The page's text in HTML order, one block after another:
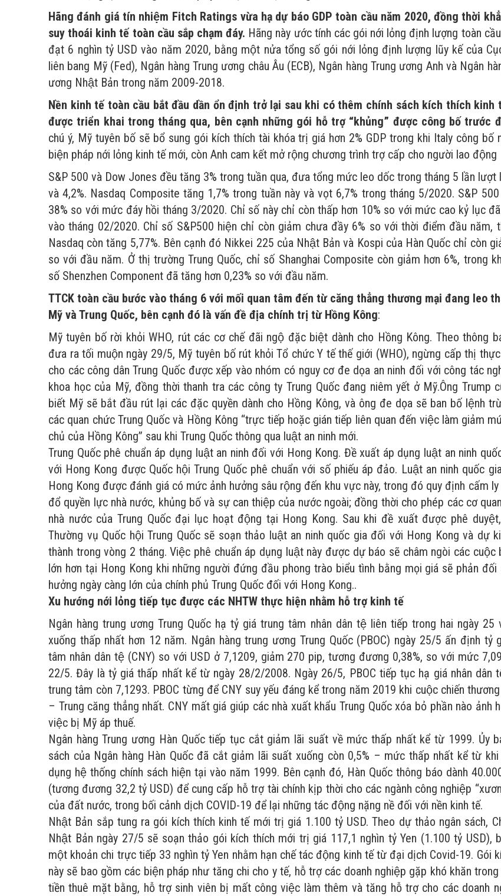
Hãng đánh giá tín nhiệm Fitch Ratings vừa hạ dự báo GDP toàn cầu năm 2020, đồng thời
suy thoái kinh tế toàn cầu sắp chạm đáy. Hãng này ước tính các gói nới lỏng định lượng toàn
đạt 6 nghìn tỷ USD vào năm 2020, bằng một nửa tổng số gói nới lỏng định lượng lũy kế của
liên bang Mỹ (Fed), Ngân hàng Trung ương châu Âu (ECB), Ngân hàng Trung ương Anh và Ngân
ương Nhật Bản trong năm 2009-2018.
Nền kinh tế toàn cầu bắt đầu dần ổn định trở lại sau khi có thêm chính sách kích thích kinh
được triển khai trong tháng qua, bên cạnh những gói hỗ trợ “khủng” được công bố trước
chú ý, Mỹ tuyên bố sẽ bổ sung gói kích thích tài khóa trị giá hơn 2% GDP trong khi Italy công bố
biện pháp nới lỏng kinh tế mới, còn Anh cam kết mở rộng chương trình trợ cấp cho người lao động
S&P 500 và Dow Jones đều tăng 3% trong tuần qua, đưa tổng mức leo dốc trong tháng 5 lần lượt
và 4,2%. Nasdaq Composite tăng 1,7% trong tuần này và vọt 6,7% trong tháng 5/2020. S&P
38% so với mức đáy hồi tháng 3/2020. Chỉ số này chỉ còn thấp hơn 10% so với mức cao kỷ lục
vào tháng 02/2020. Chỉ số S&P500 hiện chỉ còn giảm chưa đầy 6% so với thời điểm đầu năm,
Nasdaq còn tăng 5,77%. Bên cạnh đó Nikkei 225 của Nhật Bản và Kospi của Hàn Quốc chỉ còn
so với đầu năm. Ở thị trường Trung Quốc, chỉ số Shanghai Composite còn giảm hơn 6%, trong
số Shenzhen Component đã tăng hơn 0,23% so với đầu năm.
TTCK toàn cầu bước vào tháng 6 với mối quan tâm đến từ căng thẳng thương mại đang leo
Mỹ và Trung Quốc, bên cạnh đó là vấn đề địa chính trị từ Hồng Kông:
Mỹ tuyên bố rời khỏi WHO, rút các cơ chế đãi ngộ đặc biệt dành cho Hồng Kông. Theo thông
đưa ra tối muộn ngày 29/5, Mỹ tuyên bố rút khỏi Tổ chức Y tế thế giới (WHO), ngừng cấp thị
cho các công dân Trung Quốc được xếp vào nhóm có nguy cơ đe dọa an ninh đối với công tác
khoa học của Mỹ, đồng thời thanh tra các công ty Trung Quốc đang niêm yết ở Mỹ.Ông Trump
biết Mỹ sẽ bắt đầu rút lại các đặc quyền dành cho Hồng Kông, và ông đe dọa sẽ ban bố lệnh
các quan chức Trung Quốc và Hồng Kông “trực tiếp hoặc gián tiếp liên quan đến việc làm giảm
chủ của Hồng Kông” sau khi Trung Quốc thông qua luật an ninh mới.
Trung Quốc phê chuẩn áp dụng luật an ninh đối với Hong Kong. Đề xuất áp dụng luật an ninh
với Hong Kong được Quốc hội Trung Quốc phê chuẩn với số phiếu áp đảo. Luật an ninh quốc
Hong Kong được đánh giá có mức ảnh hưởng sâu rộng đến khu vực này, trong đó quy định cấm
đổ quyền lực nhà nước, khủng bố và sự can thiệp của nước ngoài; đồng thời cho phép các cơ
nhà nước của Trung Quốc đại lục hoạt động tại Hong Kong. Sau khi đề xuất được phê
Thường vụ Quốc hội Trung Quốc sẽ soạn thảo luật an ninh quốc gia đối với Hong Kong và dự
thành trong vòng 2 tháng. Việc phê chuẩn áp dụng luật này được dự báo sẽ châm ngòi các cuộc
lớn hơn tại Hong Kong khi những người đứng đầu phong trào biểu tình bằng mọi giá sẽ phản đối
hưởng ngày càng lớn của chính phủ Trung Quốc đối với Hong Kong..
Xu hướng nới lỏng tiếp tục được các NHTW thực hiện nhằm hỗ trợ kinh tế
Ngân hàng trung ương Trung Quốc hạ tỷ giá trung tâm nhân dân tệ liên tiếp trong hai ngày 25
xuống thấp nhất hơn 12 năm. Ngân hàng trung ương Trung Quốc (PBOC) ngày 25/5 ấn định tỷ
tâm nhân dân tệ (CNY) so với USD ở 7,1209, giảm 270 pip, tương đương 0,38%, so với mức
22/5. Đây là tỷ giá thấp nhất kể từ ngày 28/2/2008. Ngày 26/5, PBOC tiếp tục hạ giá nhân dân
trung tâm còn 7,1293. PBOC từng để CNY suy yếu đáng kể trong năm 2019 khi cuộc chiến
– Trung căng thẳng nhất. CNY mất giá giúp các nhà xuất khẩu Trung Quốc xóa bỏ phần nào ảnh
việc bị Mỹ áp thuế.
Ngân hàng Trung ương Hàn Quốc tiếp tục cắt giảm lãi suất về mức thấp nhất kể từ 1999. Ủy
sách của Ngân hàng Hàn Quốc đã cắt giảm lãi suất xuống còn 0,5% – mức thấp nhất kể từ khi
dụng hệ thống chính sách hiện tại vào năm 1999. Bên cạnh đó, Hàn Quốc thông báo dành
(tương đương 32,2 tỷ USD) để cung cấp hỗ trợ tài chính kịp thời cho các ngành công nghiệp
của đất nước, trong bối cảnh dịch COVID-19 để lại những tác động nặng nề đối với nền kinh tế.
Nhật Bản sắp tung ra gói kích thích kinh tế mới trị giá 1.100 tỷ USD. Theo dự thảo ngân sách,
Nhật Bản ngày 27/5 sẽ soạn thảo gói kích thích mới trị giá 117,1 nghìn tỷ Yen (1.100 tỷ USD),
một khoản chi trực tiếp 33 nghìn tỷ Yen nhằm hạn chế tác động kinh tế từ đại dịch Covid-19. Gói
này sẽ bao gồm các biện pháp như tăng chi cho y tế, hỗ trợ các doanh nghiệp gặp khó khăn
tiền thuê mặt bằng, hỗ trợ sinh viên bị mất công việc làm thêm và tăng hỗ trợ cho các doanh